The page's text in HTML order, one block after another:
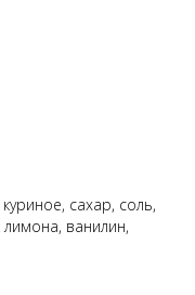
сахар, соль,
ванилин,